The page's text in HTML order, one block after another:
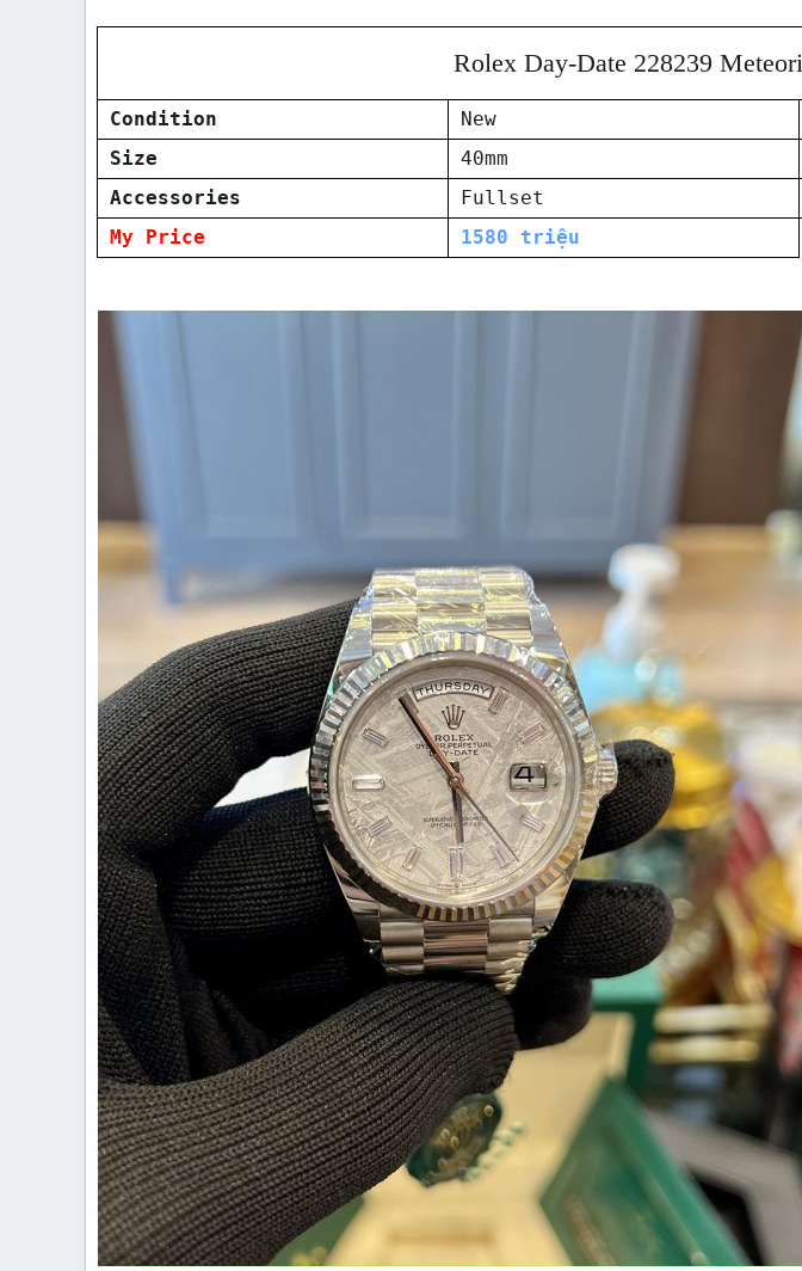
Rolex Day-Date 228239
Condition New
Size
40mm
Accessories
Fullset
My Price
1580 triệu